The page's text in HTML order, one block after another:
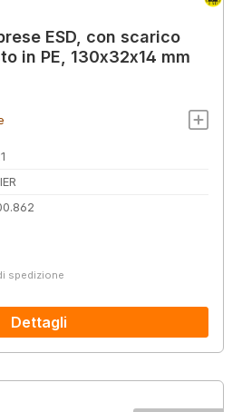
ESD, con scarico
in PE, 130x32x14 mm
spedizione
Dettagli